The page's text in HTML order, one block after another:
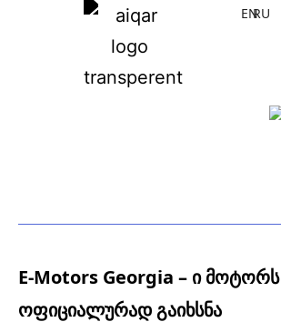
ENRU
E-Motors Georgia – ი
ოფიციალურად გაიხსნა